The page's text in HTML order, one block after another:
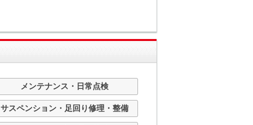
メンテナンス・日常点検
サスペンション・足回り修理・整備